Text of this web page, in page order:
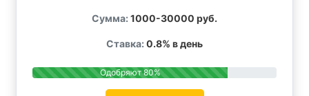
Сумма: 1000-30000 руб.
Ставка: 0.8% в день
Одобряют 80%